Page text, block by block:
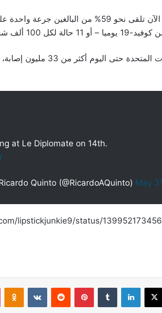
وهو معدل يستمر في الانخفاض.
at Le Diplomate on 14th.
May
lipstickjunkie9/status/
‫X لينكدإن بينتيريست